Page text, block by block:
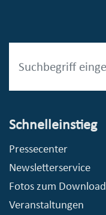
Schnelleinstieg
Pressecenter
Newsletterservice
Fotos zum Download
Veranstaltungen